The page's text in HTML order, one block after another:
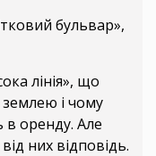
бульвар»,
лінія», що
і чому
в оренду. Але
них відповідь.